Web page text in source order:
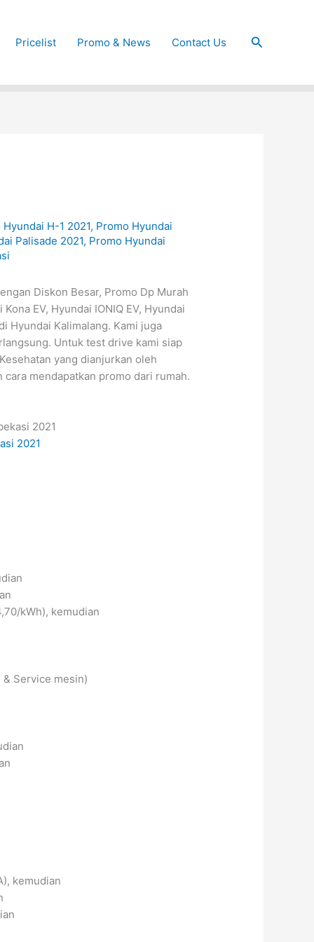
Pricelist Promo & News Contact Us Cari
Hyundai H-1 2021, Promo Hyundai
Palisade 2021, Promo Hyundai
Diskon Besar, Promo Dp Murah
EV, Hyundai IONIQ EV, Hyundai
Hyundai Kalimalang. Kami juga
Untuk test drive kami siap
yang dianjurkan oleh
mendapatkan promo dari rumah.
kWh), kemudian
Service mesin)
kemudian